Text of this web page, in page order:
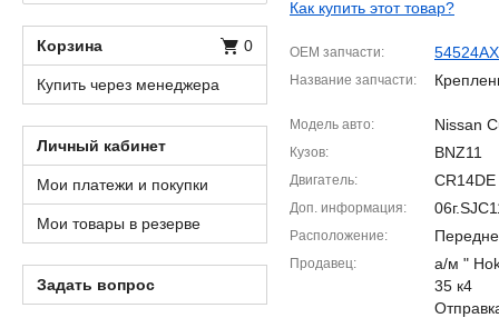
Как купить этот товар?
OEM запчасти
Название запчасти
Модель авто Nissan
Кузов BNZ11
Двигатель CR14DE
Доп. информация
Расположение
Продавец
а/м "
35 к4
Корзина 0
Купить через менеджера
Личный кабинет
Мои платежи и покупки
Мои товары в резерве
Задать вопрос